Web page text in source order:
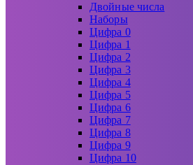
Двойные числа
Наборы
Цифра 0
Цифра 1
Цифра 2
Цифра 3
Цифра 4
Цифра 5
Цифра 6
Цифра 7
Цифра 8
Цифра 9
Цифра 10